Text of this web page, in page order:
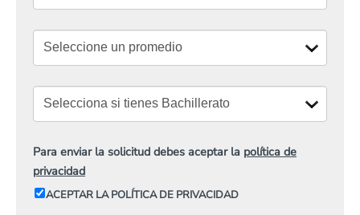
Para enviar la solicitud debes aceptar la política de
privacidad
ACEPTAR LA POLÍTICA DE PRIVACIDAD